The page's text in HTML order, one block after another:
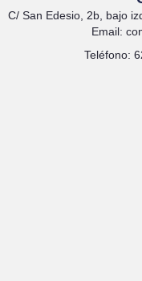
C/ San Edesio, 2b, bajo
Email:
Teléfono: